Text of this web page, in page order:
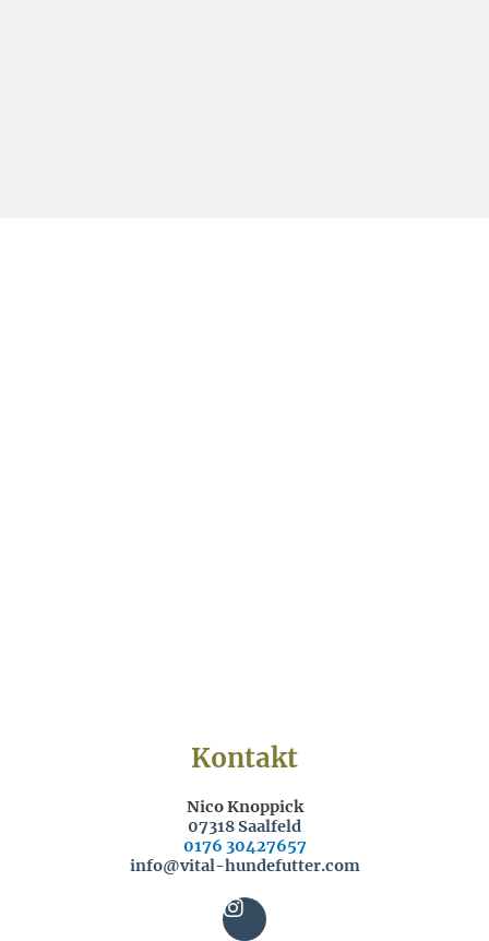
Kontakt
Nico Knoppick
07318 Saalfeld
0176 30427657
info@vital-hundefutter.com